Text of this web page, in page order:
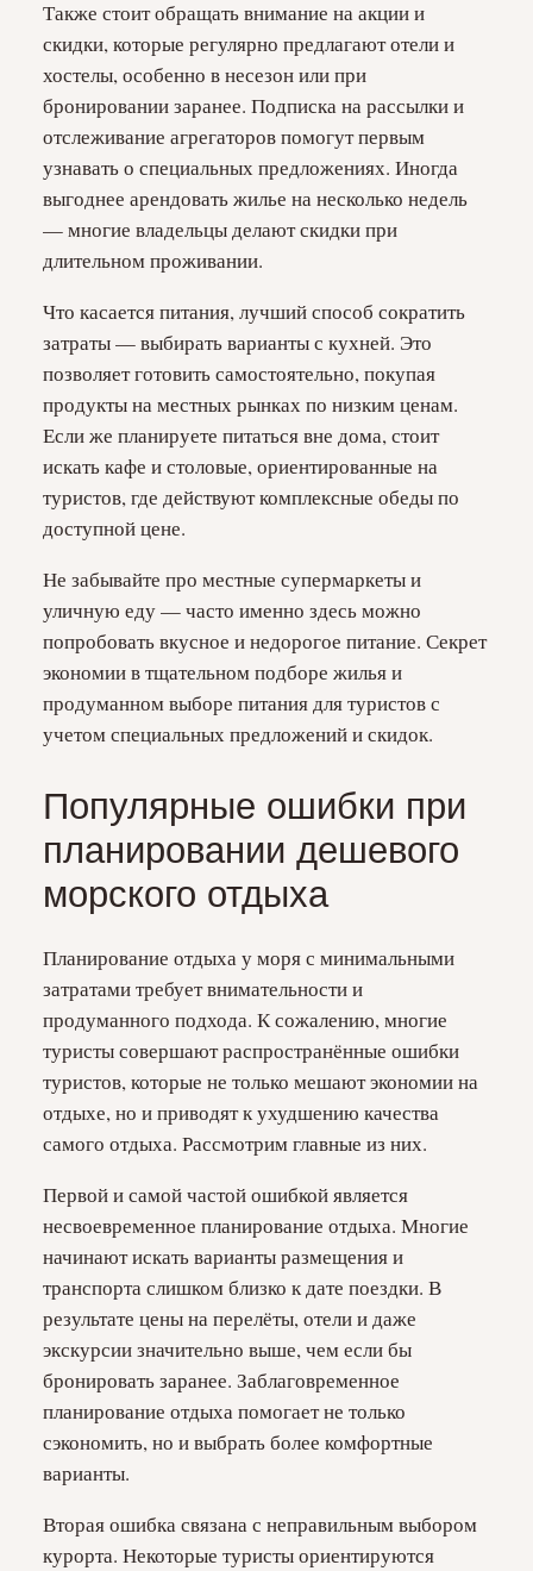
Также стоит обращать внимание на акции и
скидки, которые регулярно предлагают отели и
хостелы, особенно в несезон или при
бронировании заранее. Подписка на рассылки и
отслеживание агрегаторов помогут первым
узнавать о специальных предложениях. Иногда
выгоднее арендовать жилье на несколько недель
— многие владельцы делают скидки при
длительном проживании.
Что касается питания, лучший способ сократить
затраты — выбирать варианты с кухней. Это
позволяет готовить самостоятельно, покупая
продукты на местных рынках по низким ценам.
Если же планируете питаться вне дома, стоит
искать кафе и столовые, ориентированные на
туристов, где действуют комплексные обеды по
доступной цене.
Не забывайте про местные супермаркеты и
уличную еду — часто именно здесь можно
попробовать вкусное и недорогое питание. Секрет
экономии в тщательном подборе жилья и
продуманном выборе питания для туристов с
учетом специальных предложений и скидок.
Популярные ошибки при
планировании дешевого
морского отдыха
Планирование отдыха у моря с минимальными
затратами требует внимательности и
продуманного подхода. К сожалению, многие
туристы совершают распространённые ошибки
туристов, которые не только мешают экономии на
отдыхе, но и приводят к ухудшению качества
самого отдыха. Рассмотрим главные из них.
Первой и самой частой ошибкой является
несвоевременное планирование отдыха. Многие
начинают искать варианты размещения и
транспорта слишком близко к дате поездки. В
результате цены на перелёты, отели и даже
экскурсии значительно выше, чем если бы
бронировать заранее. Заблаговременное
планирование отдыха помогает не только
сэкономить, но и выбрать более комфортные
варианты.
Вторая ошибка связана с неправильным выбором
курорта. Некоторые туристы ориентируются